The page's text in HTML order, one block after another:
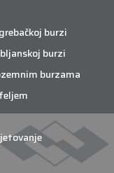
burzi
burzi
burzama